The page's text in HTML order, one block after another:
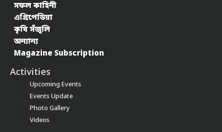
সফল কাহিনী
এগ্ৰিপেডিয়া
কৃষি সঁজুলি
অন্যান্য
Magazine Subscription
Activities
Upcoming Events
Events Update
Photo Gallery
Videos